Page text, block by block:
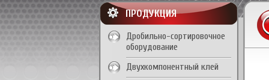
ПРОДУКЦИЯ
Дробильно-сортировочное
оборудование
Двухкомпонентный клей